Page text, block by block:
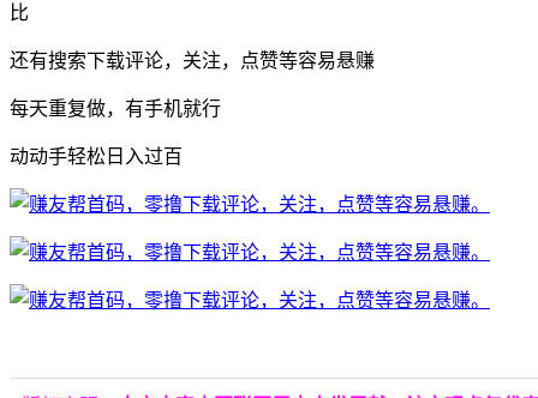
比
还有搜索下载评论，关注，点赞等容易悬赚
每天重复做，有手机就行
动动手轻松日入过百